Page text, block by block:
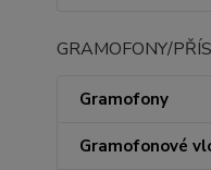
GRAMOFONY/
Gramofony
Gramofonové